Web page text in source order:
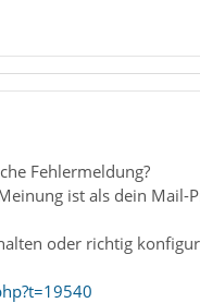
Fehlermeldung?
ist als dein
oder richtig